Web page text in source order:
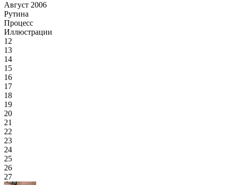
Август 2006
Рутина
Процесс
Иллюстрации
12
13
14
15
16
17
18
19
20
21
22
23
24
25
26
27